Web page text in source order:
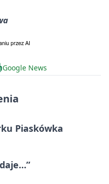
Google News
Piaskówka